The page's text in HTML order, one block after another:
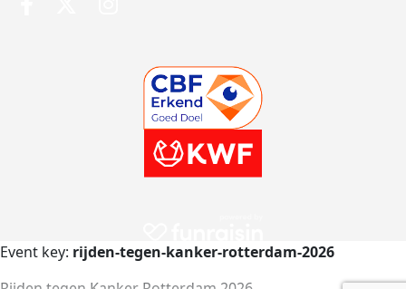
Event key: rijden-tegen-kanker-rotterdam-2026